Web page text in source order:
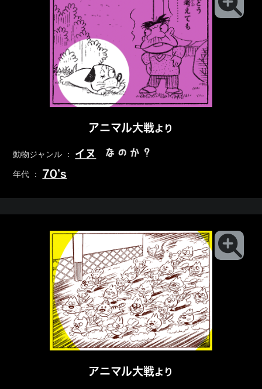
アニマル大戦より
動物ジャンル ： イヌ なのか？
年代 ： 70’s
アニマル大戦より